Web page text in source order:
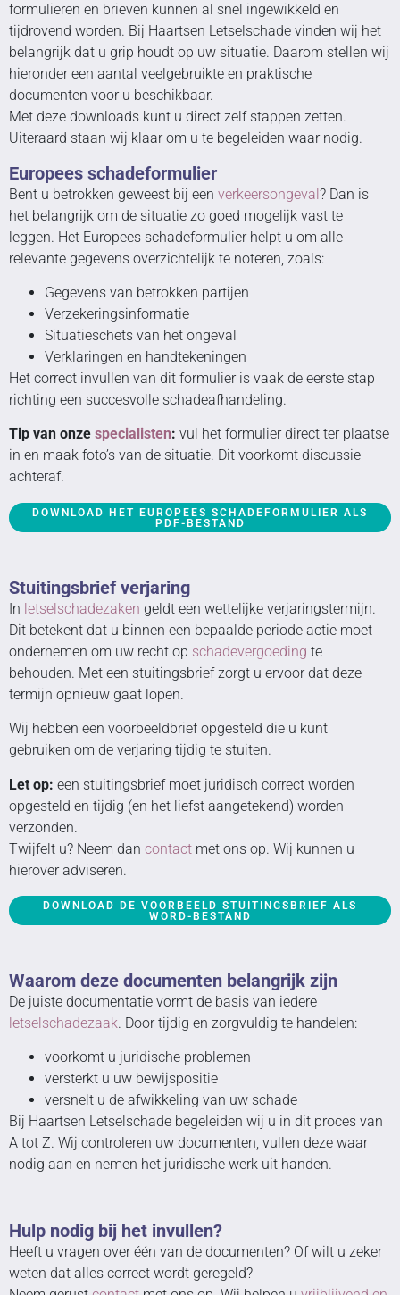
formulieren en brieven kunnen al snel ingewikkeld en
tijdrovend worden. Bij Haartsen Letselschade vinden wij het
belangrijk dat u grip houdt op uw situatie. Daarom stellen wij
hieronder een aantal veelgebruikte en praktische
documenten voor u beschikbaar.
Met deze downloads kunt u direct zelf stappen zetten.
Uiteraard staan wij klaar om u te begeleiden waar nodig.
Europees schadeformulier
Bent u betrokken geweest bij een verkeersongeval? Dan is
het belangrijk om de situatie zo goed mogelijk vast te
leggen. Het Europees schadeformulier helpt u om alle
relevante gegevens overzichtelijk te noteren, zoals:
Gegevens van betrokken partijen
Verzekeringsinformatie
Situatieschets van het ongeval
Verklaringen en handtekeningen
Het correct invullen van dit formulier is vaak de eerste stap
richting een succesvolle schadeafhandeling.
Tip van onze specialisten: vul het formulier direct ter plaatse
in en maak foto’s van de situatie. Dit voorkomt discussie
achteraf.
DOWNLOAD HET EUROPEES SCHADEFORMULIER ALS
PDF-BESTAND
Stuitingsbrief verjaring
In letselschadezaken geldt een wettelijke verjaringstermijn.
Dit betekent dat u binnen een bepaalde periode actie moet
ondernemen om uw recht op schadevergoeding te
behouden. Met een stuitingsbrief zorgt u ervoor dat deze
termijn opnieuw gaat lopen.
Wij hebben een voorbeeldbrief opgesteld die u kunt
gebruiken om de verjaring tijdig te stuiten.
Let op: een stuitingsbrief moet juridisch correct worden
opgesteld en tijdig (en het liefst aangetekend) worden
verzonden.
Twijfelt u? Neem dan contact met ons op. Wij kunnen u
hierover adviseren.
DOWNLOAD DE VOORBEELD STUITINGSBRIEF ALS
WORD-BESTAND
Waarom deze documenten belangrijk zijn
De juiste documentatie vormt de basis van iedere
letselschadezaak. Door tijdig en zorgvuldig te handelen:
voorkomt u juridische problemen
versterkt u uw bewijspositie
versnelt u de afwikkeling van uw schade
Bij Haartsen Letselschade begeleiden wij u in dit proces van
A tot Z. Wij controleren uw documenten, vullen deze waar
nodig aan en nemen het juridische werk uit handen.
Hulp nodig bij het invullen?
Heeft u vragen over één van de documenten? Of wilt u zeker
weten dat alles correct wordt geregeld?